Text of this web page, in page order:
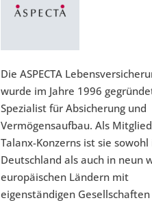
Die ASPECTA
wurde im Jahre 1996
Spezialist für Absicherung und
Vermögensaufbau. Als
Talanx-Konzerns ist sie sowohl
Deutschland als auch in neun
europäischen Ländern mit
eigenständigen Gesellschaften